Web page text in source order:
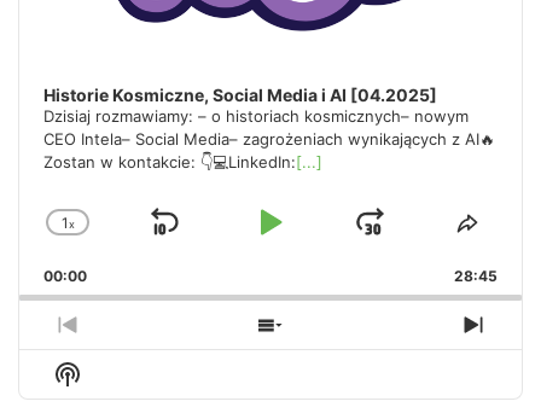
Historie Kosmiczne, Social Media i AI [04.2025]
Dzisiaj rozmawiamy: – o historiach kosmicznych– nowym
CEO Intela– Social Media– zagrożeniach wynikających z AI🔥
Zostan w kontakcie: 👇💻LinkedIn:[...]
Change
Rate
1x
Skip
Play
Jump
Forward
Share
00:00 28:45
Previous
Episode
Show
Episodes
Next
Show
Podcast